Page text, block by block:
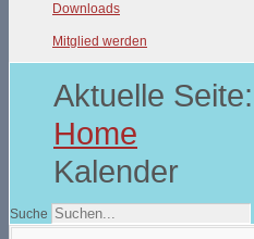
Downloads
Mitglied werden
Aktuelle Seite:
Home
Kalender
Suche